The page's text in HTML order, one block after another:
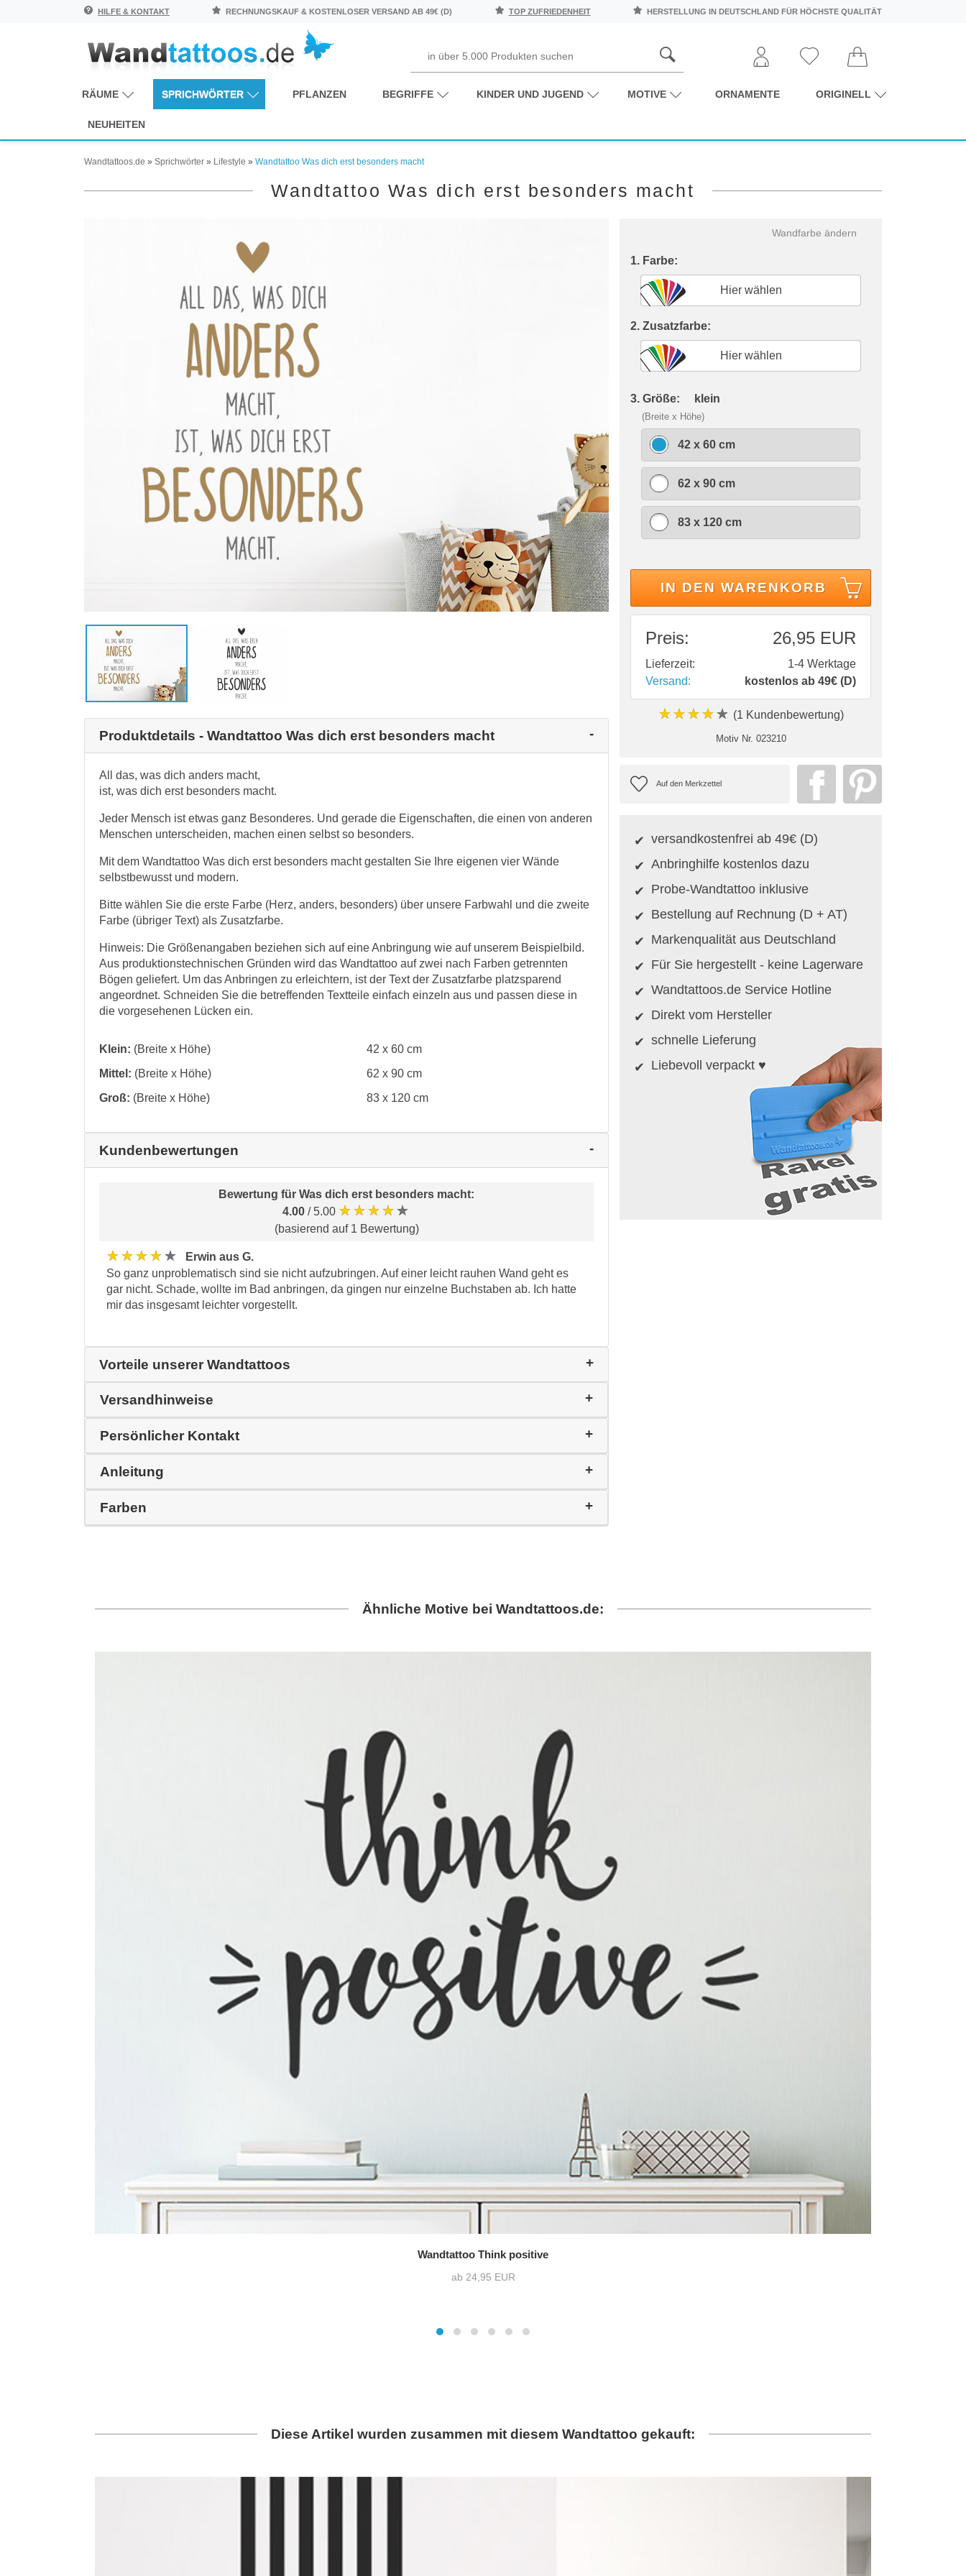
HILFE & KONTAKT RECHNUNGSKAUF & KOSTENLOSER VERSAND AB 49€ (D) TOP ZUFRIEDENHEIT HERSTELLUNG IN DEUTSCHLAND FÜR HÖCHSTE QUALITÄT
RÄUME SPRICHWÖRTER PFLANZEN BEGRIFFE KINDER UND JUGEND MOTIVE ORNAMENTE ORIGINELL
NEUHEITEN
Wandtattoos.de » Sprichwörter » Lifestyle » Wandtattoo Was dich erst besonders macht
Wandtattoo Was dich erst besonders macht
Produktdetails - Wandtattoo Was dich erst besonders macht
All das, was dich anders macht,
ist, was dich erst besonders macht.
Jeder Mensch ist etwas ganz Besonderes. Und gerade die Eigenschaften, die einen von anderen
Menschen unterscheiden, machen einen selbst so besonders.
Mit dem Wandtattoo Was dich erst besonders macht gestalten Sie Ihre eigenen vier Wände
selbstbewusst und modern.
Bitte wählen Sie die erste Farbe (Herz, anders, besonders) über unsere Farbwahl und die zweite
Farbe (übriger Text) als Zusatzfarbe.
Hinweis: Die Größenangaben beziehen sich auf eine Anbringung wie auf unserem Beispielbild.
Aus produktionstechnischen Gründen wird das Wandtattoo auf zwei nach Farben getrennten
Bögen geliefert. Um das Anbringen zu erleichtern, ist der Text der Zusatzfarbe platzsparend
angeordnet. Schneiden Sie die betreffenden Textteile einfach einzeln aus und passen diese in
die vorgesehenen Lücken ein.
Klein: (Breite x Höhe)
42 x 60 cm
Mittel: (Breite x Höhe)
62 x 90 cm
Groß: (Breite x Höhe) 83 x 120 cm
Kundenbewertungen
Bewertung für Was dich erst besonders macht:
4.00 / 5.00 ★★★★★
(basierend auf 1 Bewertung)
★★★★★
Erwin aus G.
So ganz unproblematisch sind sie nicht aufzubringen. Auf einer leicht rauhen Wand geht es
gar nicht. Schade, wollte im Bad anbringen, da gingen nur einzelne Buchstaben ab. Ich hatte
mir das insgesamt leichter vorgestellt.
Vorteile unserer Wandtattoos
Versandhinweise
Persönlicher Kontakt
Anleitung
Farben
Wandfarbe ändern
1. Farbe:
Hier wählen
2. Zusatzfarbe:
Hier wählen
3. Größe: klein
(Breite x Höhe)
42 x 60 cm
62 x 90 cm
83 x 120 cm
IN DEN WARENKORB
Preis: 26,95 EUR
Lieferzeit:
1-4 Werktage
Versand:
kostenlos ab 49€ (D)
★★★★★ (1 Kundenbewertung)
Motiv Nr. 023210
versandkostenfrei ab 49€ (D)
Anbringhilfe kostenlos dazu
Probe-Wandtattoo inklusive
Bestellung auf Rechnung (D + AT)
Markenqualität aus Deutschland
Für Sie hergestellt - keine Lagerware
Wandtattoos.de Service Hotline
Direkt vom Hersteller
schnelle Lieferung
Liebevoll verpackt ♥
Ähnliche Motive bei Wandtattoos.de:
Wandtattoo Think positive
ab 24,95 EUR
Diese Artikel wurden zusammen mit diesem Wandtattoo gekauft: